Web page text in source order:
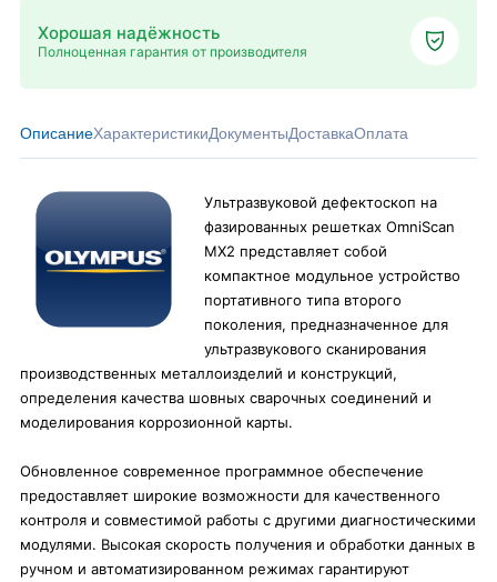
Хорошая надёжность
Полноценная гарантия от производителя
ОписаниеХарактеристикиДокументыДоставкаОплата
Ультразвуковой дефектоскоп на
фазированных решетках OmniScan
MX2 представляет собой
компактное модульное устройство
портативного типа второго
поколения, предназначенное для
ультразвукового сканирования
производственных металлоизделий и конструкций,
определения качества шовных сварочных соединений и
моделирования коррозионной карты.
Обновленное современное программное обеспечение
предоставляет широкие возможности для качественного
контроля и совместимой работы с другими диагностическими
модулями. Высокая скорость получения и обработки данных в
ручном и автоматизированном режимах гарантируют